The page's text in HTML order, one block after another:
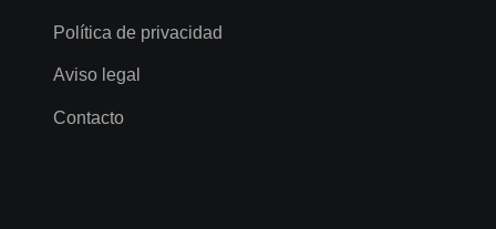
Política de privacidad
Aviso legal
Contacto